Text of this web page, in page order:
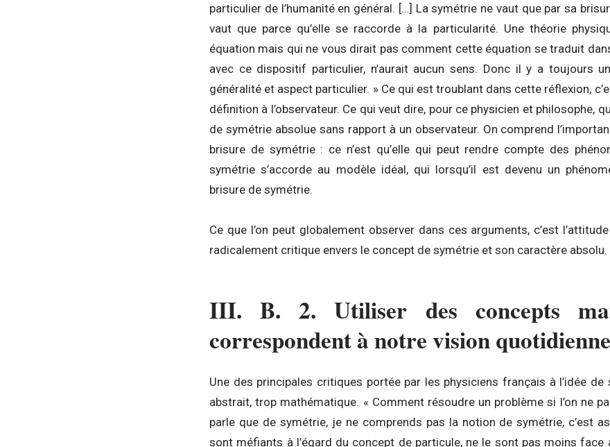
particulier de l’humanité en général. […] La symétrie ne vaut que par sa
vaut que parce qu’elle se raccorde à la particularité. Une théorie
équation mais qui ne vous dirait pas comment cette équation se traduit
avec ce dispositif particulier, n’aurait aucun sens. Donc il y a toujours
généralité et aspect particulier. » Ce qui est troublant dans cette réflexion,
définition à l’observateur. Ce qui veut dire, pour ce physicien et philosophe,
de symétrie absolue sans rapport à un observateur. On comprend
brisure de symétrie : ce n’est qu’elle qui peut rendre compte des
symétrie s’accorde au modèle idéal, qui lorsqu’il est devenu un
brisure de symétrie.
Ce que l’on peut globalement observer dans ces arguments, c’est
radicalement critique envers le concept de symétrie et son caractère absolu.
III. B. 2. Utiliser des concepts
correspondent à notre vision
Une des principales critiques portée par les physiciens français à l’idée
abstrait, trop mathématique. « Comment résoudre un problème si l’on ne
parle que de symétrie, je ne comprends pas la notion de symétrie, c’est
sont méfiants à l’égard du concept de particule, ne le sont pas moins face